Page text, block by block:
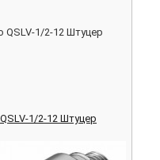
1/2-12 Штуцер